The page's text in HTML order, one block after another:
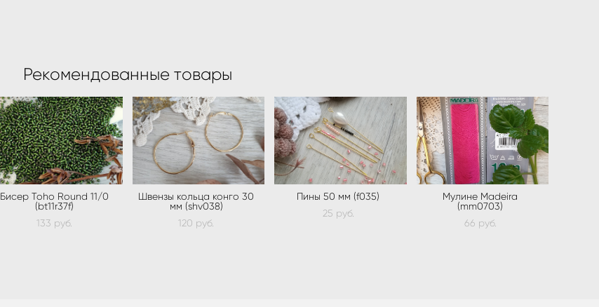
Рекомендованные товары
Бисер Toho Round 11/0
(bt11r37f)
133 pуб.
Швензы кольца конго 30
мм (shv038)
120 pуб.
Пины 50 мм (f035)
25 pуб.
Мулине Madeira
(mm0703)
66 pуб.